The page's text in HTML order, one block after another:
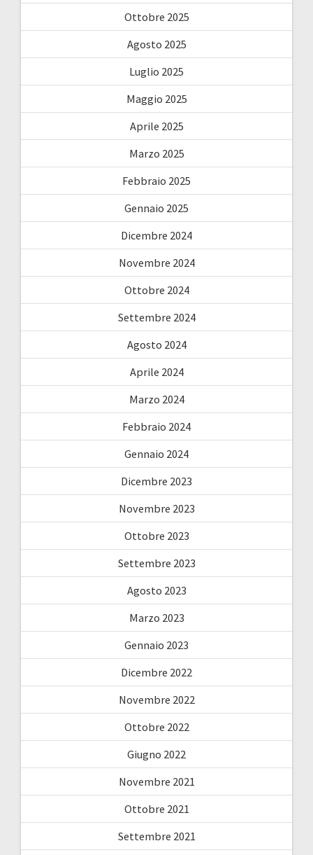
Ottobre 2025
Agosto 2025
Luglio 2025
Maggio 2025
Aprile 2025
Marzo 2025
Febbraio 2025
Gennaio 2025
Dicembre 2024
Novembre 2024
Ottobre 2024
Settembre 2024
Agosto 2024
Aprile 2024
Marzo 2024
Febbraio 2024
Gennaio 2024
Dicembre 2023
Novembre 2023
Ottobre 2023
Settembre 2023
Agosto 2023
Marzo 2023
Gennaio 2023
Dicembre 2022
Novembre 2022
Ottobre 2022
Giugno 2022
Novembre 2021
Ottobre 2021
Settembre 2021